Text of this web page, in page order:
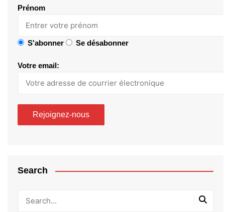
Prénom
S'abonner Se désabonner
Votre email:
Search